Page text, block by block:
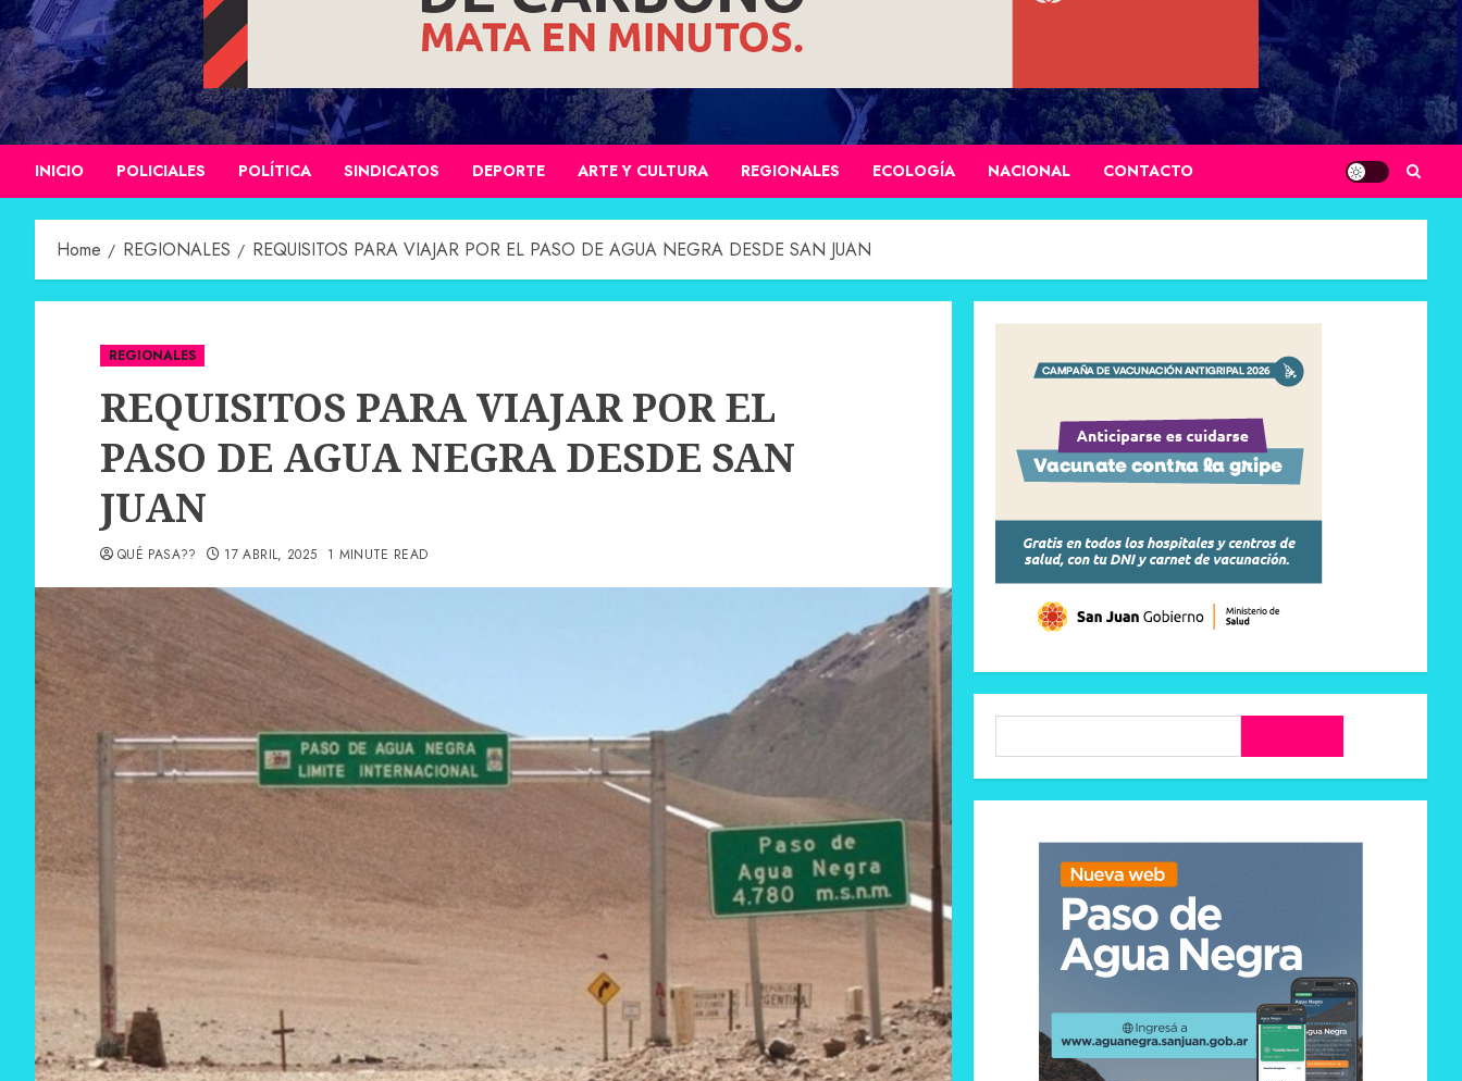
INICIO POLICIALES POLÍTICA SINDICATOS DEPORTE ARTE Y CULTURA REGIONALES ECOLOGÍA NACIONAL CONTACTO
Home REGIONALES REQUISITOS PARA VIAJAR POR EL PASO DE AGUA NEGRA DESDE SAN JUAN
REGIONALES
REQUISITOS PARA VIAJAR POR EL
PASO DE AGUA NEGRA DESDE SAN
JUAN
QUÉ PASA?? 17 ABRIL, 2025 1 MINUTE READ